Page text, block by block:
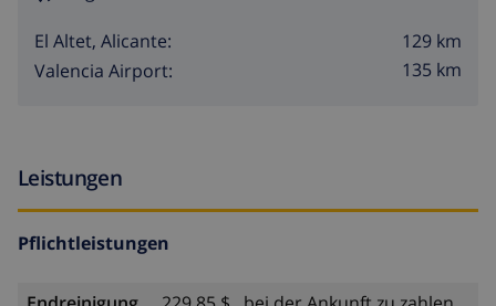
El Altet, Alicante:
129 km
Valencia Airport:
135 km
Leistungen
Pflichtleistungen